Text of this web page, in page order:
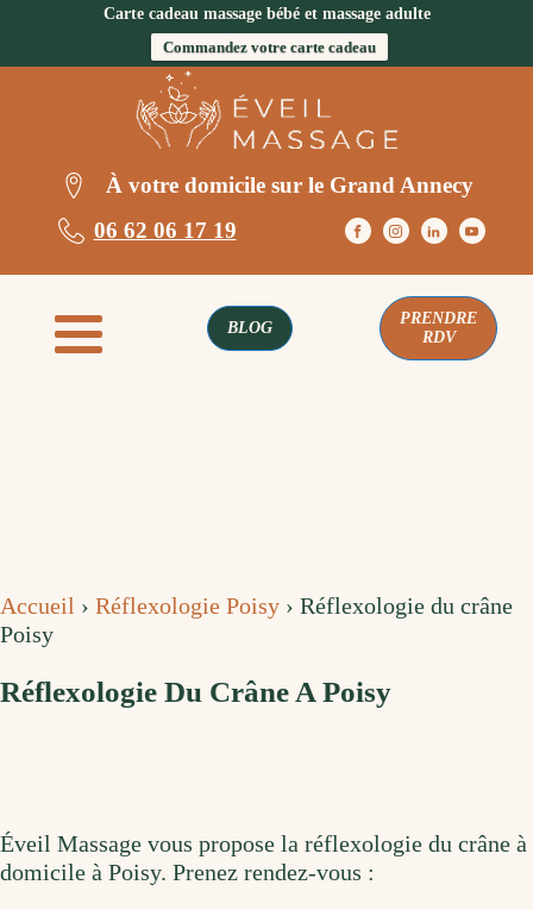
Carte cadeau massage bébé et massage adulte
Commandez votre carte cadeau
À votre domicile sur le Grand Annecy
06 62 06 17 19
BLOG
PRENDRE
RDV
Accueil › Réflexologie Poisy › Réflexologie du crâne
Poisy
Réflexologie Du Crâne A Poisy
Éveil Massage vous propose la réflexologie du crâne à
domicile à Poisy. Prenez rendez-vous :